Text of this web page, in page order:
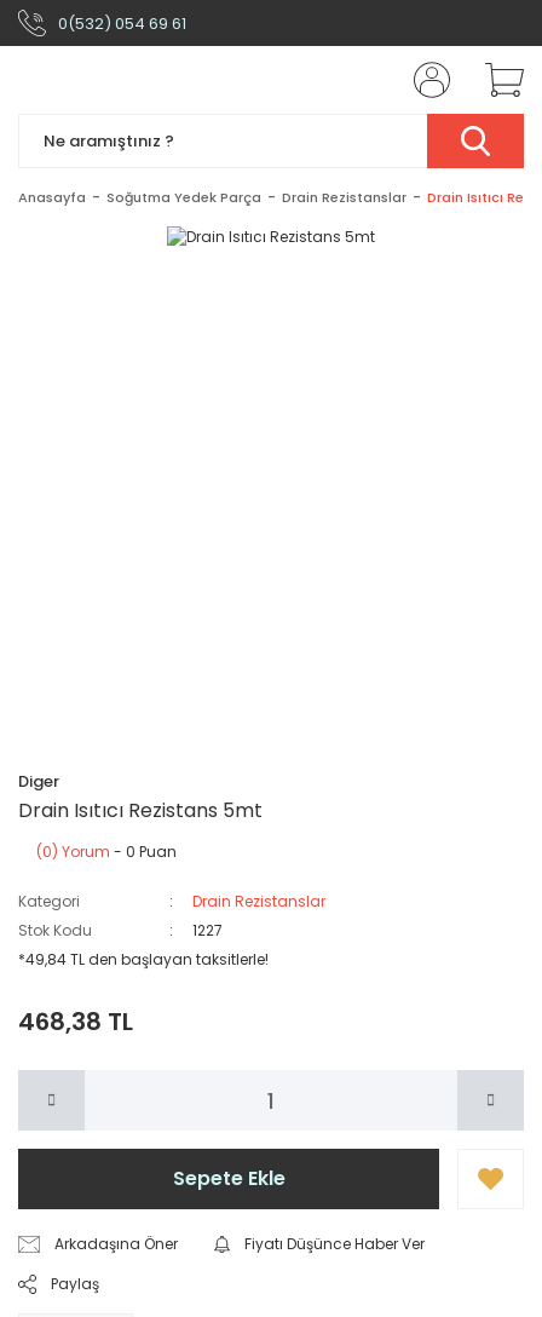
0(532) 054 69 61
Anasayfa Soğutma Yedek Parça Drain Rezistanslar Drain Isıtıcı
Diger
Drain Isıtıcı Rezistans 5mt
(0) Yorum - 0 Puan
Kategori
Drain Rezistanslar
Stok Kodu
1227
*49,84 TL den başlayan taksitlerle!
468,38 TL
Sepete Ekle
Arkadaşına Öner
Fiyatı Düşünce Haber Ver
Paylaş